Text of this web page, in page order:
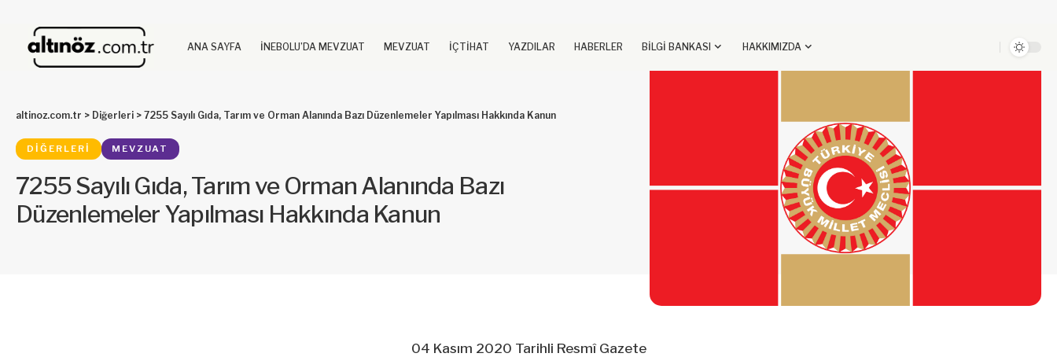
ANA SAYFA İNEBOLU’DA MEVZUAT MEVZUAT İÇTİHAT YAZDILAR HABERLER BİLGİ BANKASI HAKKIMIZDA
altinoz.com.tr > Diğerleri > 7255 Sayılı Gıda, Tarım ve Orman Alanında Bazı Düzenlemeler Yapılması Hakkında Kanun
DIĞERLERI MEVZUAT
7255 Sayılı Gıda, Tarım ve Orman Alanında Bazı
Düzenlemeler Yapılması Hakkında Kanun
04 Kasım 2020 Tarihli Resmî Gazete